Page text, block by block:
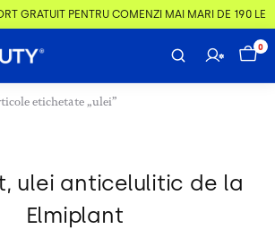
GRATUIT PENTRU COMENZI MAI MARI DE 190 LEI
0
etichetate „ulei”
ulei anticelulitic de la
Elmiplant